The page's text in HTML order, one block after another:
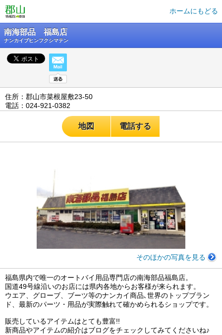
ホームにもどる
南海部品 福島店
ナンカイブヒンフクシマテン
住所：郡山市菜根屋敷23-50
電話：024-921-0382
地図 電話する
そのほかの写真を見る
福島県内で唯一のオートバイ用品専門店の南海部品福島店。
国道49号線沿いのお店には県内各地からお客様が来られます。
ウエア、グローブ、ブーツ等のナンカイ商品､世界のトップブラン
ド、最新のパーツ・用品が実際触れて確かめられるショップです。
販売しているアイテムはとても豊富!!
新商品やアイテムの紹介はブログをチェックしてみてくださいね♪